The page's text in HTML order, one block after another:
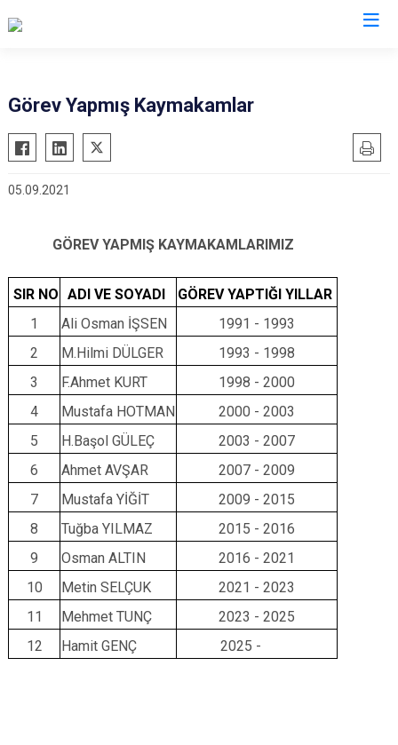
Akyurt
Altındağ
Ayaş
Beypazarı
Çamlıdere
Çankaya
Çubuk
Elmadağ
Etimesgut
Evren
Gölbaşı
Güdül
Kızılcahamam
Mamak
Nallıhan
Polatlı
Şereflikoçhisar
Sincan
Yenimahalle
Pursaklar
Görev Yapmış Kaymakamlar
05.09.2021
GÖREV YAPMIŞ KAYMAKAMLARIMIZ
SIR NO ADI VE SOYADI
GÖREV YAPTIĞI YILLAR
1
Ali Osman İŞSEN
1991 - 1993
2
M.Hilmi DÜLGER
1993 - 1998
3
F.Ahmet KURT
1998 - 2000
4
Mustafa HOTMAN
2000 - 2003
5
H.Başol GÜLEÇ
2003 - 2007
6
Ahmet AVŞAR
2007 - 2009
7
Mustafa YİĞİT
2009 - 2015
8
Tuğba YILMAZ
2015 - 2016
9
Osman ALTIN
2016 - 2021
10
Metin SELÇUK
2021 - 2023
11
Mehmet TUNÇ
2023 - 2025
12
Hamit GENÇ 2025 -